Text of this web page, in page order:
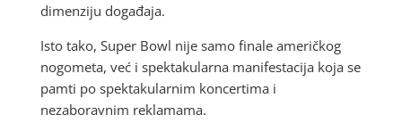
dimenziju događaja.
Isto tako, Super Bowl nije samo finale američkog
nogometa, već i spektakularna manifestacija koja se
pamti po spektakularnim koncertima i
nezaboravnim reklamama.